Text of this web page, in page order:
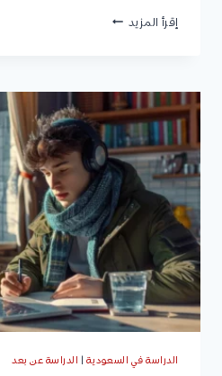
إقرأ المزيد دراسة
مجانا
|
أفضل
الجامعات،
شروط
القبول،
وكيفية
التقديم
الدراسة في السعودية| الدراسة عن بعد